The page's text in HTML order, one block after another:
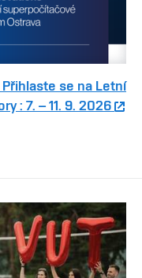
se na Letní
: 7. – 11. 9. 2026